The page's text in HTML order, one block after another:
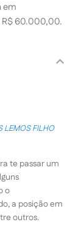
em
R$ 60.000,00.
LEMOS FILHO
te passar um
o
a posição em
outros.